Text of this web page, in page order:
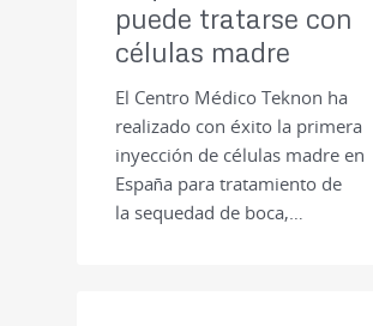
puede tratarse con
células madre
El Centro Médico Teknon ha
realizado con éxito la primera
inyección de células madre en
España para tratamiento de
la sequedad de boca,…